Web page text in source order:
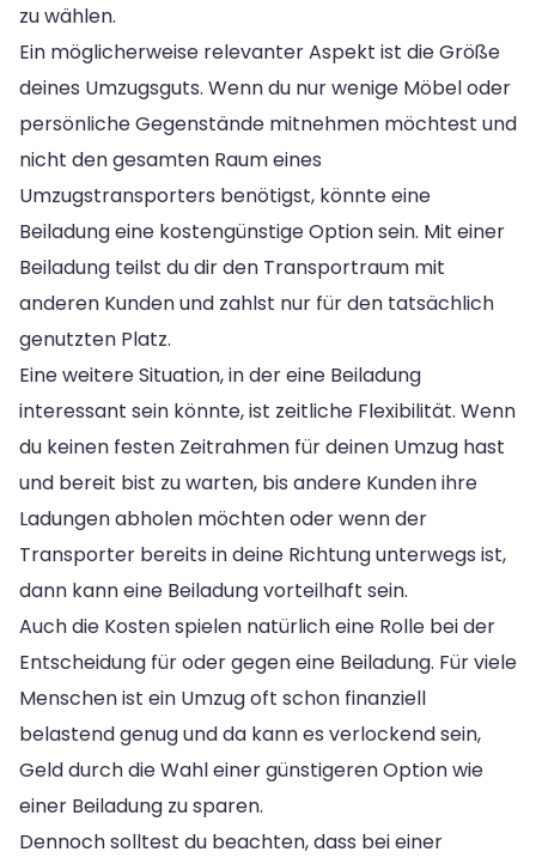
zu wählen.
Ein möglicherweise relevanter Aspekt ist die Größe
deines Umzugsguts. Wenn du nur wenige Möbel oder
persönliche Gegenstände mitnehmen möchtest und
nicht den gesamten Raum eines
Umzugstransporters benötigst, könnte eine
Beiladung eine kostengünstige Option sein. Mit einer
Beiladung teilst du dir den Transportraum mit
anderen Kunden und zahlst nur für den tatsächlich
genutzten Platz.
Eine weitere Situation, in der eine Beiladung
interessant sein könnte, ist zeitliche Flexibilität. Wenn
du keinen festen Zeitrahmen für deinen Umzug hast
und bereit bist zu warten, bis andere Kunden ihre
Ladungen abholen möchten oder wenn der
Transporter bereits in deine Richtung unterwegs ist,
dann kann eine Beiladung vorteilhaft sein.
Auch die Kosten spielen natürlich eine Rolle bei der
Entscheidung für oder gegen eine Beiladung. Für viele
Menschen ist ein Umzug oft schon finanziell
belastend genug und da kann es verlockend sein,
Geld durch die Wahl einer günstigeren Option wie
einer Beiladung zu sparen.
Dennoch solltest du beachten, dass bei einer